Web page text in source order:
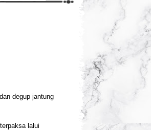
degup jantung
lalui